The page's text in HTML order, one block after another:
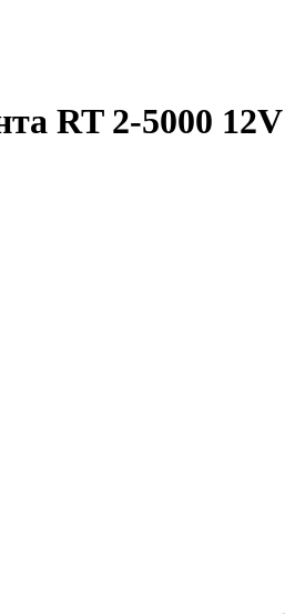
RT 2-5000